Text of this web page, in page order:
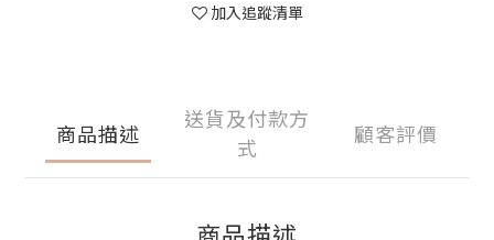
加入追蹤清單
商品描述
送貨及付款方
式
顧客評價